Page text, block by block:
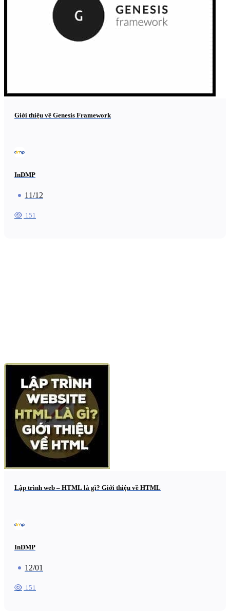
Giới thiệu về Genesis Framework
InDMP
11/12
151
Lập trình web – HTML là gì? Giới thiệu về HTML
InDMP
12/01
151